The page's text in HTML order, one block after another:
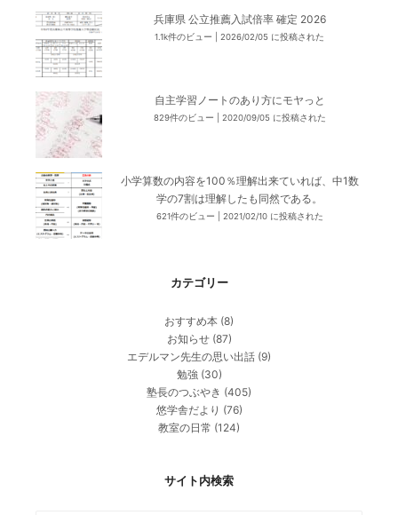
兵庫県 公立推薦入試倍率 確定 2026
1.1k件のビュー 2026/02/05 に投稿された
自主学習ノートのあり方にモヤっと
829件のビュー 2020/09/05 に投稿された
小学算数の内容を100％理解出来ていれば、中1数
学の7割は理解したも同然である。
621件のビュー 2021/02/10 に投稿された
カテゴリー
おすすめ本 (8)
お知らせ(87)
エデルマン先生の思い出話 (9)
勉強 (30)
塾長のつぶやき (405)
悠学舎だより (76)
教室の日常 (124)
サイト内検索